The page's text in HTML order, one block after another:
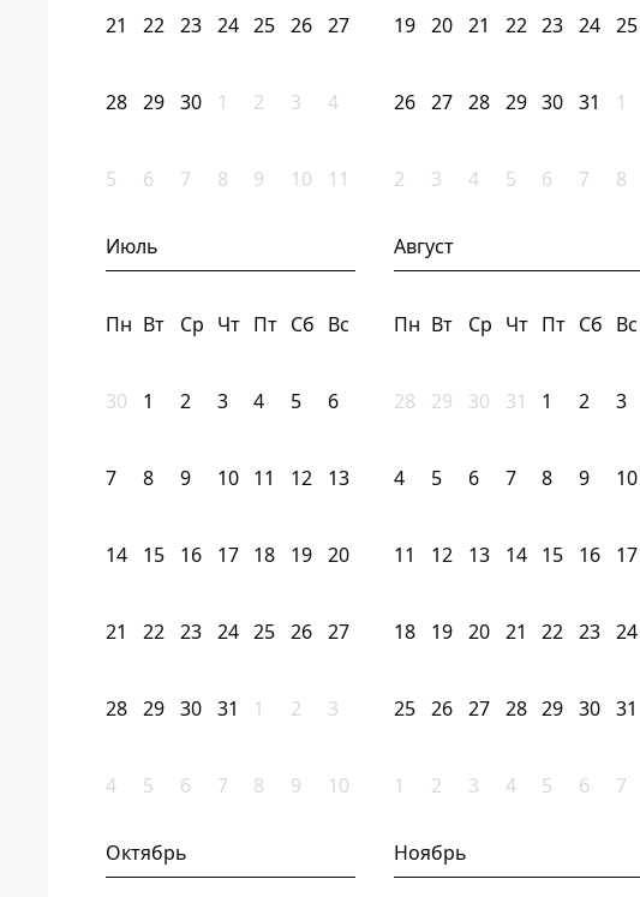
21 22 23 24 25 26 27
28 29 30 1 2 3 4
5 6 7 8 9 10 11
19 20 21 22 23 24 25
26 27 28 29 30 31 1
2 3 4 5 6 7 8
Июль
Пн Вт Ср Чт Пт Сб Вс
30 1 2 3 4 5 6
7 8 9 10 11 12 13
14 15 16 17 18 19 20
21 22 23 24 25 26 27
28 29 30 31 1 2 3
4 5 6 7 8 9 10
Август
Пн Вт Ср Чт Пт Сб Вс
28 29 30 31 1 2 3
4 5 6 7 8 9 10
11 12 13 14 15 16 17
18 19 20 21 22 23 24
25 26 27 28 29 30 31
1 2 3 4 5 6 7
Октябрь Ноябрь